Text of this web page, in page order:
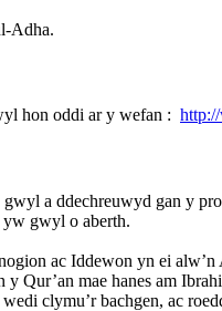
Adha.
hon oddi ar y wefan :
a ddechreuwyd gan y
gwyl o aberth.
ac Iddewon yn ei
Qur’an mae hanes am
clymu’r bachgen, ac